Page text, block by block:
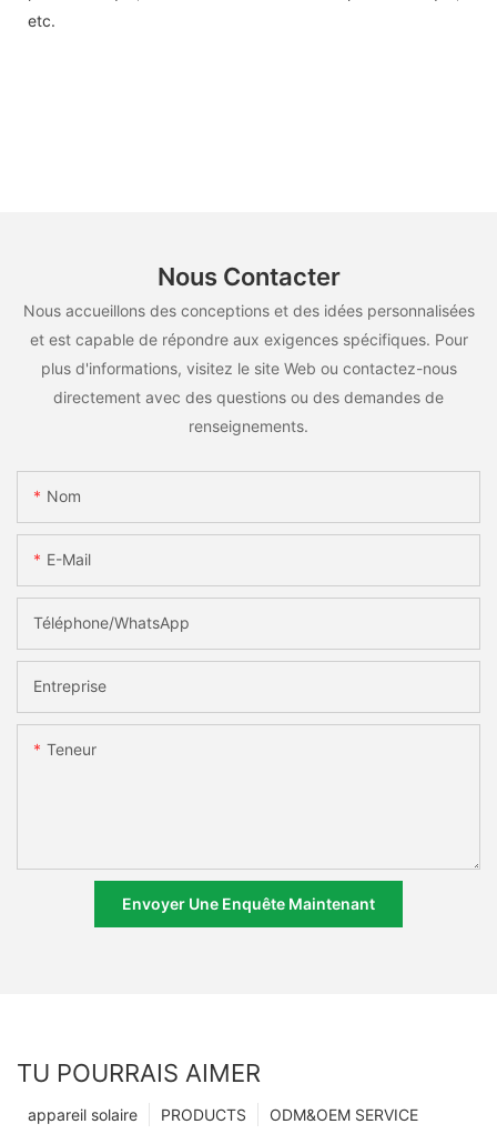
etc.
Nous Contacter
Nous accueillons des conceptions et des idées personnalisées
et est capable de répondre aux exigences spécifiques. Pour
plus d'informations, visitez le site Web ou contactez-nous
directement avec des questions ou des demandes de
renseignements.
Nom
E-Mail
Téléphone/WhatsApp
Entreprise
Teneur
Envoyer Une Enquête Maintenant
TU POURRAIS AIMER
ODM&OEM SERVICE
PRODUCTS
appareil solaire